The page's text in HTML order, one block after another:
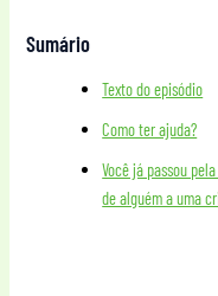
Sumário
Texto do episódio
Como ter ajuda?
Você já passou
de alguém a uma